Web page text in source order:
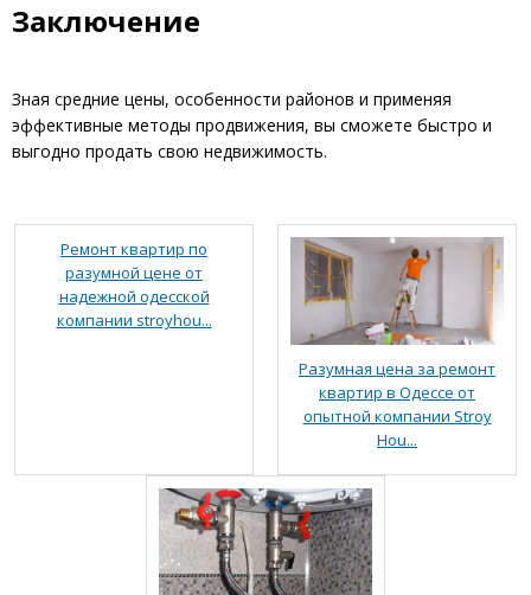
Заключение
Зная средние цены, особенности районов и применяя
эффективные методы продвижения, вы сможете быстро и
выгодно продать свою недвижимость.
Ремонт квартир по
разумной цене от
надежной одесской
компании stroyhou...
Разумная цена за ремонт
квартир в Одессе от
опытной компании Stroy
Hou...